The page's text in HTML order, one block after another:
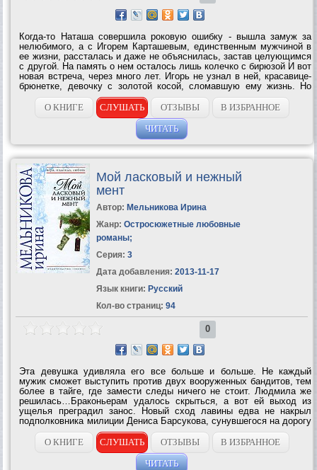
Когда-то Наташа совершила роковую ошибку - вышла замуж за
нелюбимого, а с Игорем Карташевым, единственным мужчиной в
ее жизни, рассталась и даже не объяснилась, застав целующимся
с другой. На память о нем осталось лишь колечко с бирюзой И вот
новая встреча, через много лет. Игорь не узнал в ней, красавице-
брюнетке, девочку с золотой косой, сломавшую ему жизнь. Но
почему-то очень болезненно отреагировал, когда на Наташу
обратил внимание...
О КНИГЕ СЛУШАТЬ ОТЗЫВЫ
В ИЗБРАННОЕ
ЧИТАТЬ
Мой ласковый и нежный
мент
Автор: Мельникова Ирина
Жанр: Остросюжетные любовные
романы;
Серия: 3
Дата добавления: 2013-11-17
Язык книги: Русский
Кол-во страниц: 94
0
Эта девушка удивляла его все больше и больше. Не каждый
мужик сможет выступить против двух вооруженных бандитов, тем
более в тайге, где замести следы ничего не стоит. Людмила же
решилась…Браконьерам удалось скрыться, а вот ей выход из
ущелья преградил занос. Новый сход лавины едва не накрыл
подполковника милиции Дениса Барсукова, сунувшегося на дорогу
в своем «уазике», Людмила чудом успела вытащить его из
машины. Эти мужчина и...
О КНИГЕ СЛУШАТЬ ОТЗЫВЫ
В ИЗБРАННОЕ
ЧИТАТЬ